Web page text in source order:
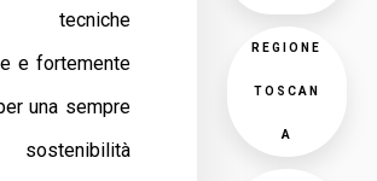
e fortemente
una sempre
sostenibilità
REGIONE
TOSCAN
A